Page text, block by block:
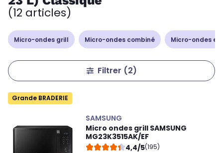
(12 articles)
Micro-ondes grill Micro-ondes combiné Micro-ondes
Filtrer (2)
Grande BRADERIE
SAMSUNG
Micro ondes grill SAMSUNG
MG23K3515AK/EF
4,4/5(195)